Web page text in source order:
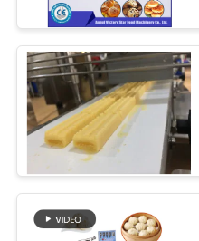
LA
QUALITÉ
NOUS
CONTACTER
NOUVELLES